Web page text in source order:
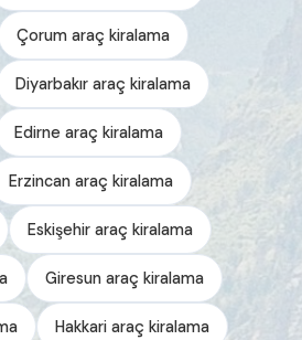
Çorum araç kiralama
Diyarbakır araç kiralama
Edirne araç kiralama
Erzincan araç kiralama
Eskişehir araç kiralama
Giresun araç kiralama
Hakkari araç kiralama